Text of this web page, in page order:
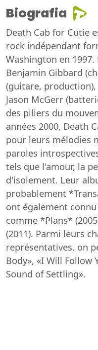
Biografia
Death Cab for Cutie
rock indépendant
Washington en
Benjamin Gibbard
(guitare,
Jason McGerr
des piliers du
années 2000, Death
pour leurs mélodies
paroles
tels que l'amour, la
d'isolement. Leur
probablement
ont également
comme *Plans*
(2011). Parmi leurs
représentatives, on
Body», «I Will Follow
Sound of Settling».